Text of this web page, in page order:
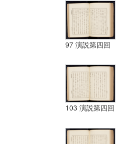
97 演説第四回
103 演説第四回